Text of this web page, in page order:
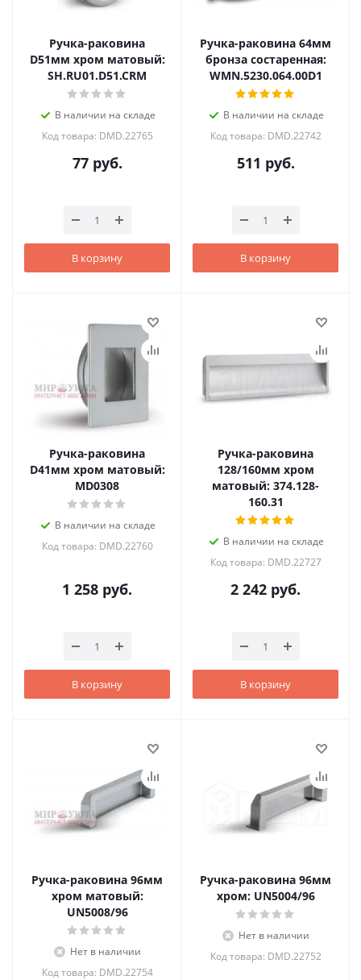
Ручка-раковина
D51мм хром матовый:
SH.RU01.D51.CRM
В наличии на складе
Код товара: DMD.22765
77руб.
В корзину
Ручка-раковина 64мм
бронза состаренная:
WMN.5230.064.00D1
В наличии на складе
Код товара: DMD.22742
511 руб.
В корзину
Ручка-раковина
D41мм хром матовый:
MD0308
В наличии на складе
Код товара: DMD.22760
1 258 руб.
В корзину
Ручка-раковина
128/160мм хром
матовый: 374.128-
160.31
В наличии на складе
Код товара: DMD.22727
2 242 руб.
В корзину
Ручка-раковина 96мм
хром матовый:
UN5008/96
Нет в наличии
Код товара: DMD.22754
Ручка-раковина 96мм
хром: UN5004/96
Нет в наличии
Код товара: DMD.22752